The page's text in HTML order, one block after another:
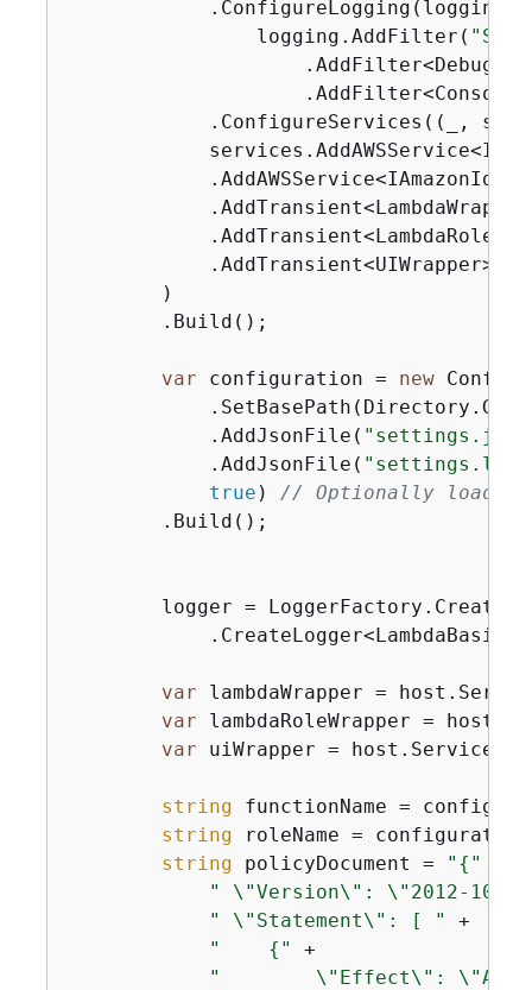
.ConfigureLogging(logging
                logging.AddFilter(
.ConfigureServices((_,
            .AddTransient<UIWrapper>()
        )
        .Build();
var configuration = new
            .AddJsonFile(
            .AddJsonFile(
true ) // Optionally load
        .Build();
logger =
var lambdaWrapper =
var lambdaRoleWrapper =
var uiWrapper =
string functionName =
string roleName =
string policyDocument = " { "
" \"Version\": \"2012-10-
" \"Statement\": [ "
+
" { "
+
"        \"Effect\":